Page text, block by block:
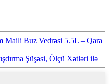
Maili Buz Vedrəsi 5.5L – Qara
Şüşəsi, Ölçü Xətləri ilə